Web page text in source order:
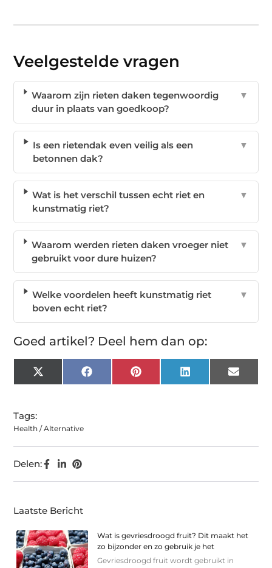
Veelgestelde vragen
Waarom zijn rieten daken tegenwoordig
duur in plaats van goedkoop?
▼
Is een rietendak even veilig als een
betonnen dak?
▼
Wat is het verschil tussen echt riet en
kunstmatig riet?
▼
Waarom werden rieten daken vroeger niet
gebruikt voor dure huizen?
▼
Welke voordelen heeft kunstmatig riet
boven echt riet?
▼
Goed artikel? Deel hem dan op:
X
(Twitter)
Facebook Pinterest LinkedIn Email
Tags:
Health / Alternative
Delen:
Laatste Bericht
Wat is gevriesdroogd fruit? Dit maakt het
zo bijzonder en zo gebruik je het
Gevriesdroogd fruit wordt gebruikt in